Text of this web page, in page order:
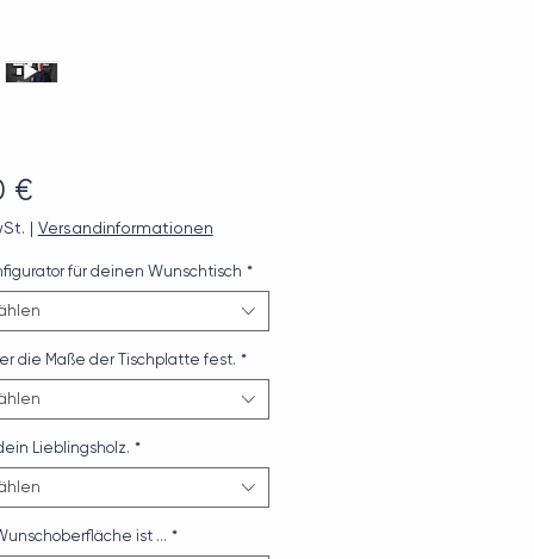
€Preis
| Versandinformationen
für deinen Wunschtisch *
die Maße der Tischplatte fest. *
Lieblingsholz. *
ist … *